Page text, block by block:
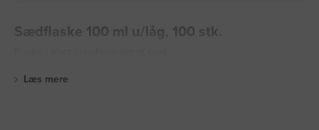
Sædflaske 100 ml u/låg, 100 stk.
Læs mere